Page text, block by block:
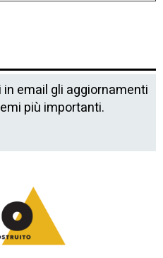
in email gli aggiornamenti
più importanti.